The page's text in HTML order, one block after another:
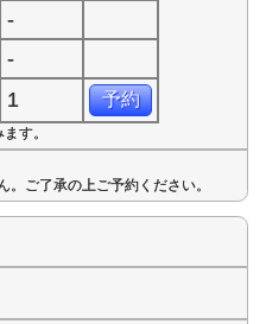
-
-
1 予約
す。
ご了承の上ご予約ください。